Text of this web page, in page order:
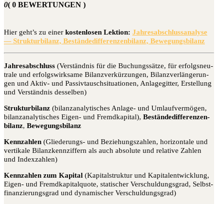
0( 0 BEWERTUNGEN )
Hier geht’s zu einer kos­ten­lo­sen Lek­ti­on: Jah­res­ab­schluss­ana­ly­se
— Struk­tur­bi­lanz, Bestän­de­dif­fe­ren­zen­bi­lanz, Bewegungsbilanz
Jah­res­ab­schluss (Ver­ständ­nis für die Buchungs­sät­ze, für erfolgs­neu­
tra­le und erfolgs­wirk­sa­me Bilanz­ver­kür­zun­gen, Bilanz­ver­län­ge­run­
gen und Aktiv- und Pas­siv­tausch­si­tua­tio­nen, Anla­ge­git­ter, Erstel­lung
und Ver­ständ­nis desselben)
Struk­tur­bi­lanz (bilanz­ana­ly­ti­sches Anla­ge- und Umlauf­ver­mö­gen,
bilanz­ana­ly­ti­sches Eigen- und Fremd­ka­pi­tal), Bestän­de­dif­fe­ren­zen­
bi­lanz, Bewe­gungs­bi­lanz
Kenn­zah­len (Glie­de­rungs- und Bezie­hungs­zah­len, hori­zon­ta­le und
ver­ti­ka­le Bilanz­kenn­zif­fern als auch abso­lu­te und rela­ti­ve Zah­len
und Indexzahlen)
Kenn­zah­len zum Kapi­tal (Kapi­tal­struk­tur und Kapi­tal­entwick­lung,
Eigen- und Fremd­ka­pi­tal­quo­te, sta­ti­scher Ver­schul­dungs­grad, Selbst­
fi­nan­zie­rungs­grad und dyna­mi­scher Verschuldungsgrad)